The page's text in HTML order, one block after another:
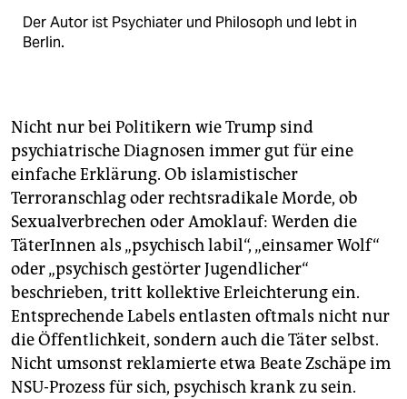
Der Autor ist Psychiater und Philosoph und lebt in
Berlin.
Nicht nur bei Politikern wie Trump sind
psychiatrische Diagnosen immer gut für eine
einfache Erklärung. Ob islamistischer
Terroranschlag oder rechtsradikale Morde, ob
Sexualverbrechen oder Amoklauf: Werden die
TäterInnen als „psychisch labil“, „einsamer Wolf“
oder „psychisch gestörter Jugendlicher“
beschrieben, tritt kollektive Erleichterung ein.
Entsprechende Labels entlasten oftmals nicht nur
die Öffentlichkeit, sondern auch die Täter selbst.
Nicht umsonst reklamierte etwa Beate Zschäpe im
NSU-Prozess für sich, psychisch krank zu sein.